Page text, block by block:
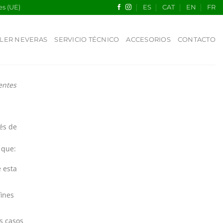
(UE) ES CAT EN FR
NEVERAS SERVICIO TÉCNICO ACCESORIOS CONTACTO
de
esta
casos